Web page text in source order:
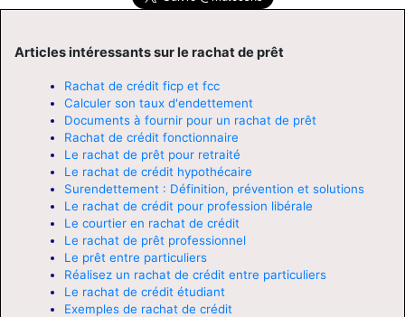
Articles intéressants sur le rachat de prêt
Rachat de crédit ficp et fcc
Calculer son taux d'endettement
Documents à fournir pour un rachat de prêt
Rachat de crédit fonctionnaire
Le rachat de prêt pour retraité
Le rachat de crédit hypothécaire
Surendettement : Définition, prévention et solutions
Le rachat de crédit pour profession libérale
Le courtier en rachat de crédit
Le rachat de prêt professionnel
Le prêt entre particuliers
Réalisez un rachat de crédit entre particuliers
Le rachat de crédit étudiant
Exemples de rachat de crédit